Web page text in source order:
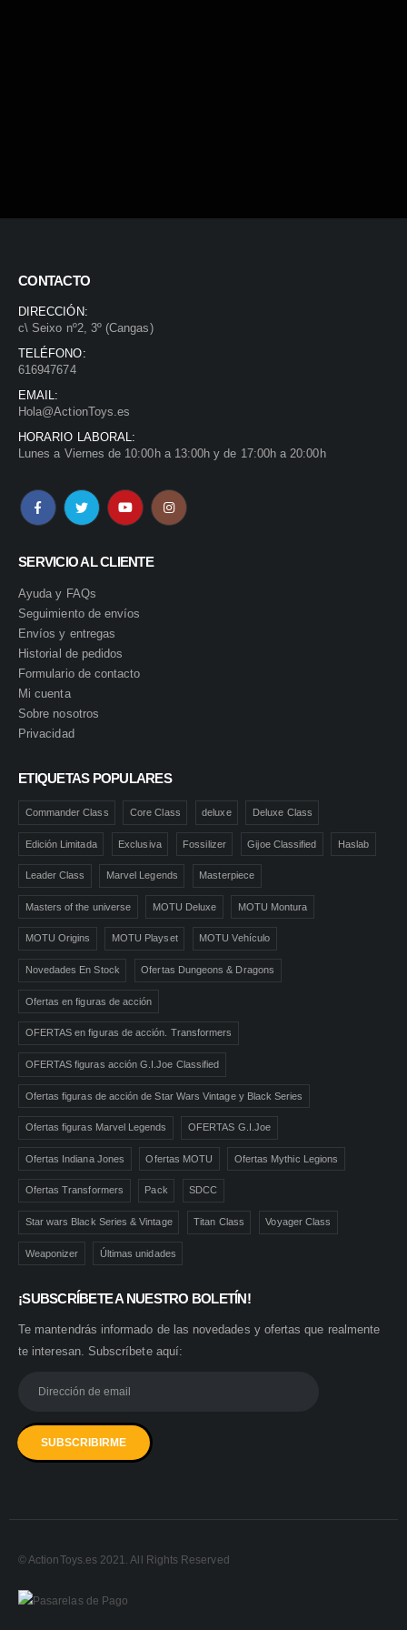
CONTACTO
DIRECCIÓN:
c\ Seixo nº2, 3º (Cangas)
TELÉFONO:
616947674
EMAIL:
Hola@ActionToys.es
HORARIO LABORAL:
Lunes a Viernes de 10:00h a 13:00h y de 17:00h a 20:00h
SERVICIO AL CLIENTE
Ayuda y FAQs
Seguimiento de envíos
Envíos y entregas
Historial de pedidos
Formulario de contacto
Mi cuenta
Sobre nosotros
Privacidad
ETIQUETAS POPULARES
Commander Class Core Class deluxe Deluxe Class
Edición Limitada Exclusiva Fossilizer Gijoe Classified Haslab
Leader Class Marvel Legends Masterpiece
Masters of the universe MOTU Deluxe MOTU Montura
MOTU Origins MOTU Playset MOTU Vehículo
Novedades En Stock Ofertas Dungeons & Dragons
Ofertas en figuras de acción
OFERTAS en figuras de acción. Transformers
OFERTAS figuras acción G.I.Joe Classified
Ofertas figuras de acción de Star Wars Vintage y Black Series
Ofertas figuras Marvel Legends OFERTAS G.I.Joe
Ofertas Indiana Jones Ofertas MOTU Ofertas Mythic Legions
Ofertas Transformers Pack SDCC
Star wars Black Series & Vintage Titan Class Voyager Class
Weaponizer Últimas unidades
¡SUBSCRÍBETE A NUESTRO BOLETÍN!
Te mantendrás informado de las novedades y ofertas que realmente
te interesan. Subscríbete aquí:
© ActionToys.es 2021. All Rights Reserved